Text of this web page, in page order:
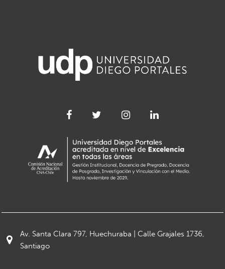
Av. Santa Clara 797, Huechuraba | Calle Grajales 1736,
Santiago